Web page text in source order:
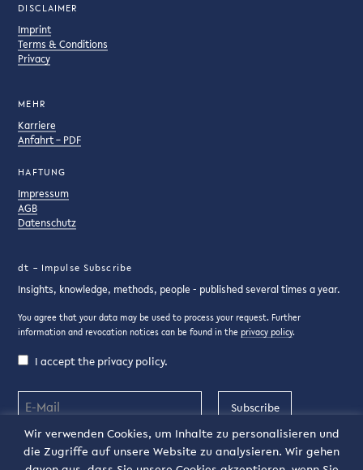
DISCLAIMER
Imprint
Terms & Conditions
Privacy
MEHR
Karriere
Anfahrt – PDF
HAFTUNG
Impressum
AGB
Datenschutz
dt – Impulse Subscribe
Insights, knowledge, methods, people - published several times a year.
You agree that your data may be used to process your request. Further
information and revocation notices can be found in the privacy policy.
I accept the privacy policy.
Subscribe
Wir verwenden Cookies, um Inhalte zu personalisieren und
die Zugriffe auf unsere Website zu analysieren. Wir gehen